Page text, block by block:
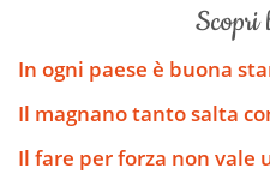
In ogni paese è buona
Il magnano tanto salta
Il fare per forza non vale